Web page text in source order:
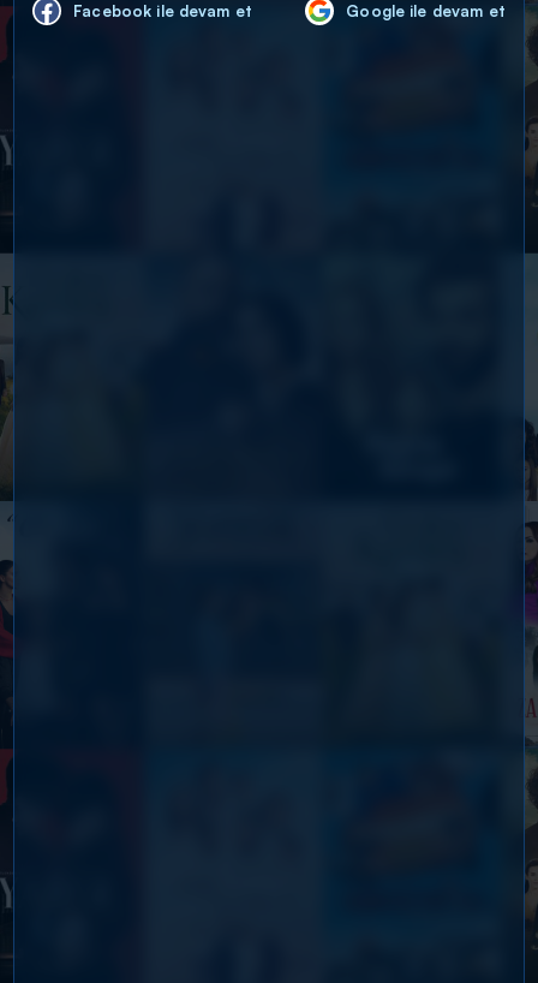
Facebook ile devam et Google ile devam et